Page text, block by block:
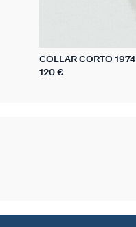
COLLAR CORTO 1974
120 €